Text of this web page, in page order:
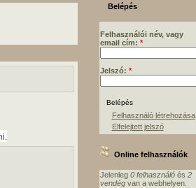
Belépés
Felhasználói név, vagy
email cím: *
Jelszó: *
Felhasználó létrehozása
Elfelejtett jelszó
Online felhasználók
Jelenleg 0 felhasználó és 2
vendég van a webhelyen.